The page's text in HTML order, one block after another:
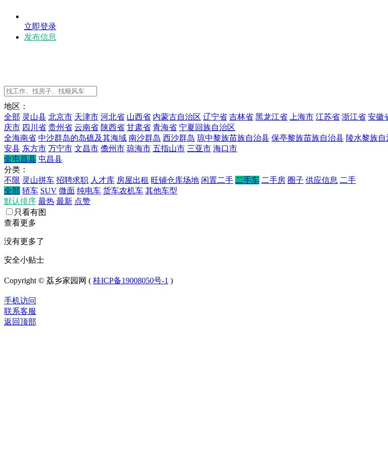
立即登录
发布信息
地区：
全部 灵山县 北京市 天津市 河北省 山西省 内蒙古自治区 辽宁省 吉林省 黑龙江省 上海市 江苏省 浙江省 安徽
庆市 四川省 贵州省 云南省 陕西省 甘肃省 青海省 宁夏回族自治区
全海南省 中沙群岛的岛礁及其海域 南沙群岛 西沙群岛 琼中黎族苗族自治县 保亭黎族苗族自治县 陵水黎族自
安县 东方市 万宁市 文昌市 儋州市 琼海市 五指山市 三亚市 海口市
全屯昌县 屯昌县
分类：
不限 灵山拼车 招聘求职 人才库 房屋出租 旺铺仓库场地 闲置二手 二手车 二手房 圈子 供应信息 二手
全部 轿车 SUV 微面 纯电车 货车农机车 其他车型
默认排序 最热 最新 点赞
只看有图
查看更多
没有更多了
安全小贴士
Copyright © 荔乡家园网 ( 桂ICP备19008050号-1 )
手机访问
联系客服
返回顶部